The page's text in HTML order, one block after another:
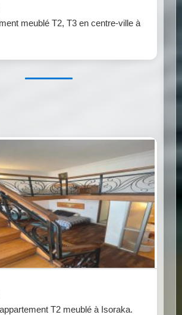
meublé T2, T3 en centre-ville à
T2 meublé à Isoraka.